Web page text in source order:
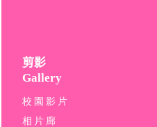
剪影
Gallery
校園影片
相片廊